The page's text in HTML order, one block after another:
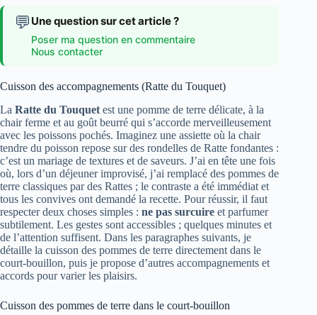
💬 Une question sur cet article ?
Poser ma question en commentaire
Nous contacter
Cuisson des accompagnements (Ratte du Touquet)
La Ratte du Touquet est une pomme de terre délicate, à la
chair ferme et au goût beurré qui s’accorde merveilleusement
avec les poissons pochés. Imaginez une assiette où la chair
tendre du poisson repose sur des rondelles de Ratte fondantes :
c’est un mariage de textures et de saveurs. J’ai en tête une fois
où, lors d’un déjeuner improvisé, j’ai remplacé des pommes de
terre classiques par des Rattes ; le contraste a été immédiat et
tous les convives ont demandé la recette. Pour réussir, il faut
respecter deux choses simples : ne pas surcuire et parfumer
subtilement. Les gestes sont accessibles ; quelques minutes et
de l’attention suffisent. Dans les paragraphes suivants, je
détaille la cuisson des pommes de terre directement dans le
court-bouillon, puis je propose d’autres accompagnements et
accords pour varier les plaisirs.
Cuisson des pommes de terre dans le court-bouillon